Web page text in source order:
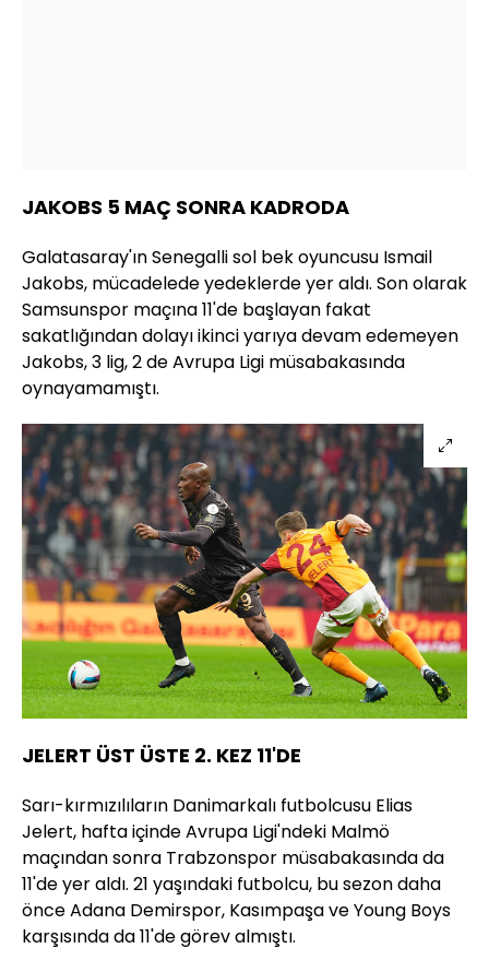
JAKOBS 5 MAÇ SONRA KADRODA
Galatasaray'ın Senegalli sol bek oyuncusu Ismail
Jakobs, mücadelede yedeklerde yer aldı. Son olarak
Samsunspor maçına 11'de başlayan fakat
sakatlığından dolayı ikinci yarıya devam edemeyen
Jakobs, 3 lig, 2 de Avrupa Ligi müsabakasında
oynayamamıştı.
JELERT ÜST ÜSTE 2. KEZ 11'DE
Sarı-kırmızılıların Danimarkalı futbolcusu Elias
Jelert, hafta içinde Avrupa Ligi'ndeki Malmö
maçından sonra Trabzonspor müsabakasında da
11'de yer aldı. 21 yaşındaki futbolcu, bu sezon daha
önce Adana Demirspor, Kasımpaşa ve Young Boys
karşısında da 11'de görev almıştı.